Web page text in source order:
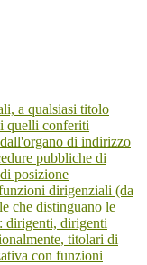
a qualsiasi titolo
quelli conferiti
di indirizzo
pubbliche di
posizione
dirigenziali (da
che distinguano le
dirigenti, dirigenti
titolari di
con funzioni